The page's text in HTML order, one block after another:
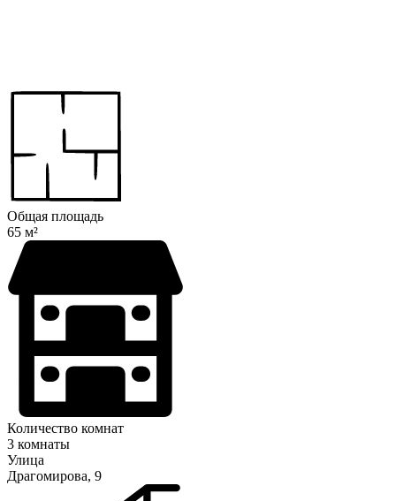
Общая площадь
65 м²
Количество комнат
3 комнаты
Улица
Драгомирова, 9